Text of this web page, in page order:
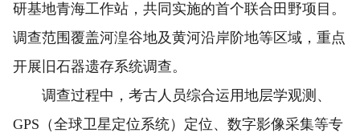
研基地青海工作站，共同实施的首个联合田野项目。
调查范围覆盖河湟谷地及黄河沿岸阶地等区域，重点
开展旧石器遗存系统调查。
调查过程中，考古人员综合运用地层学观测、
GPS（全球卫星定位系统）定位、数字影像采集等专